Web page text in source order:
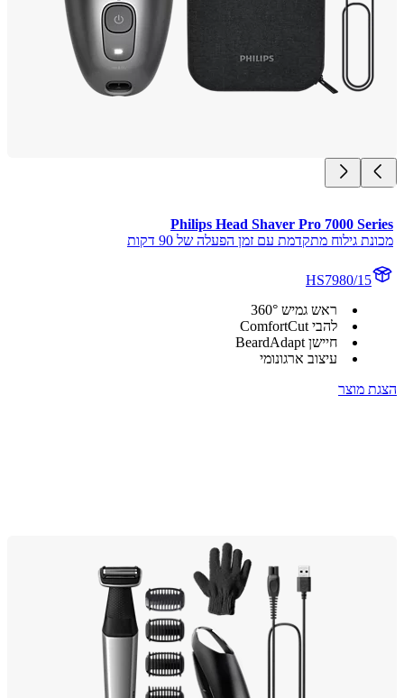
Philips Head Shaver Pro 7000
גילוח מתקדמת עם זמן הפעלה של 90 דקות
HS7980/15
ראש גמיש 360°
להבי ComfortCut
חיישן BeardAdapt
עיצוב ארגונומי
מוצר